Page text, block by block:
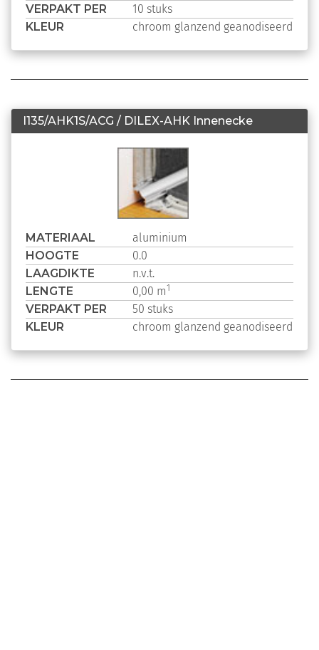
VERPAKT PER 10 stuks
KLEUR chroom glanzend geanodiseerd
I135/AHK1S/ACG / DILEX-AHK Innenecke
MATERIAAL aluminium
HOOGTE 0.0
LAAGDIKTE n.v.t.
LENGTE 0,00 m1
VERPAKT PER 50 stuks
KLEUR chroom glanzend geanodiseerd